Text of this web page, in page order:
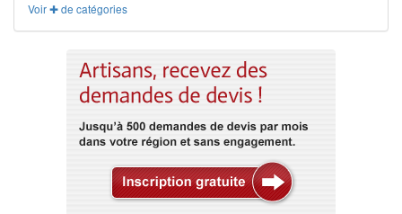
Voir ✚ de catégories